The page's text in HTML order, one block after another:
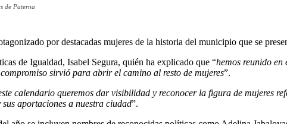
de Paterna
por destacadas mujeres de la historia del municipio que se
de Igualdad, Isabel Segura, quién ha explicado que “hemos reunido
compromiso sirvió para abrir el camino al resto de mujeres”.
calendario queremos dar visibilidad y reconocer la figura de mujeres
aportaciones a nuestra ciudad”.